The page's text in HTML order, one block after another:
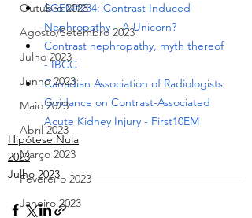
Outubro 2023
Agosto/Setembro 2023
Julho 2023
Junho 2023
Maio 2023
Abril 2023
Março 2023
Fevereiro 2023
Janeiro 2023
SGEM#234: Contrast Induced
Nephropathy – A Unicorn?
Contrast nephropathy, myth thereof
- IBCC
Canadian Association of Radiologists
Guidance on Contrast-Associated
Acute Kidney Injury - First10EM
Hipótese Nula
2023
Julho 2023